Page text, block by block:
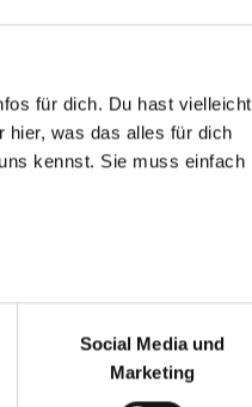
für dich. Du hast vielleicht
hier, was das alles für dich
kennst. Sie muss einfach
bei Benutzung der
zu analysieren
soziale Medien, Werbung
Social Media und
Marketing